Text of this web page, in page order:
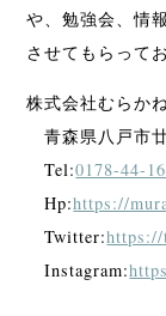
や、勉強会、情
させてもらって
株式会社むらか
青森県八戸市
Tel:0178-44-
Hp:https://
Twitter:https://
Instagram: